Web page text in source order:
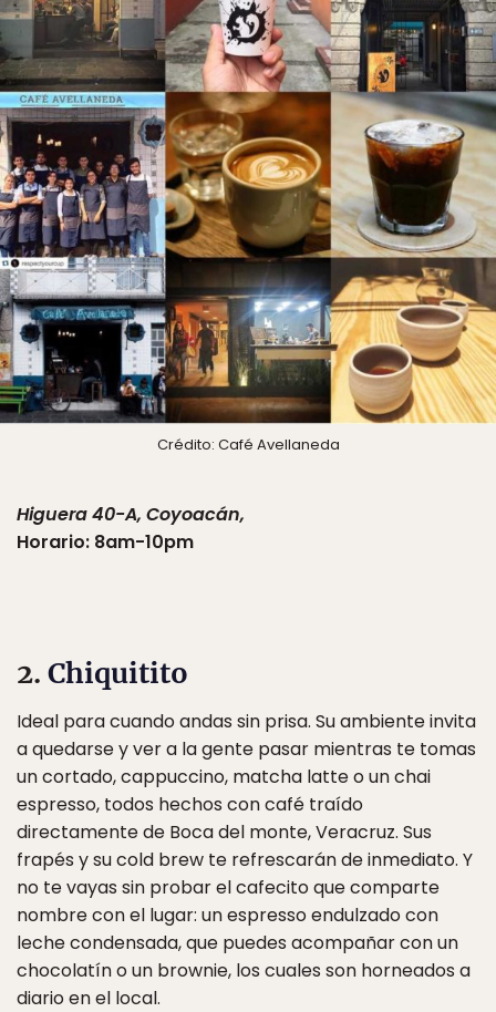
Crédito: Café Avellaneda
Higuera 40-A, Coyoacán,
Horario: 8am-10pm
2. Chiquitito
Ideal para cuando andas sin prisa. Su ambiente invita
a quedarse y ver a la gente pasar mientras te tomas
un cortado, cappuccino, matcha latte o un chai
espresso, todos hechos con café traído
directamente de Boca del monte, Veracruz. Sus
frapés y su cold brew te refrescarán de inmediato. Y
no te vayas sin probar el cafecito que comparte
nombre con el lugar: un espresso endulzado con
leche condensada, que puedes acompañar con un
chocolatín o un brownie, los cuales son horneados a
diario en el local.